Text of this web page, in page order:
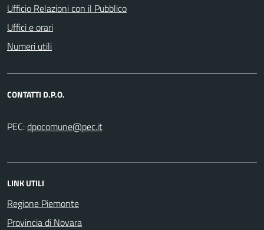
Ufficio Relazioni con il Pubblico
Uffici e orari
Numeri utili
CONTATTI D.P.O.
PEC:
LINK UTILI
Regione Piemonte
Provincia di Novara